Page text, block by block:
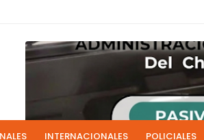
INTERNACIONALES POLICIALES